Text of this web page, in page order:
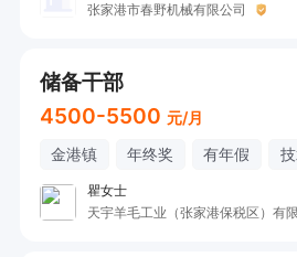
f, 8-hour workday
4.	Paid annual leave
带薪年休假
5.	Festival gift vouchers
节日礼券
张家港市春野机械有限公司
储备干部
4500-5500 元/月
金港镇 年终奖 有年假
瞿女士
天宇羊毛工业（张家港保税区）有